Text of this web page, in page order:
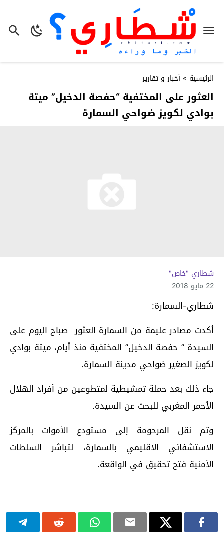
الرئيسية » أخبار و تقارير
العثور على المختفية “حفصة الدخيل” ميتة
بوادي لكويز ضواحي السمارة
شطاري "خاص"
22 مايو 2018
شطاري-السمارة:
أكدت مصادر عليمة من السمارة العثور صباح اليوم على
السيدة ” حفصة الدخيل” المختفية منذ أيام، ميتة بوادي
لكويز الصغير ضواحي مدينة السمارة.
جاء ذلك بعد حملة تمشيطية لمتطوعين من أفراد الهلال
الأحمر المغربي للبحث عن السيدة.
وتم نقل المرحومة إلى مستودع الأموات بالمركز
الاستشفائي الاقليمي بالسمارة، لتباشر السلطات
الأمنية فتح تحقيق في الواقعة.